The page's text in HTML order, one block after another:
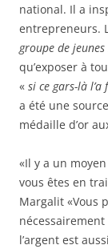
national. Il a
entrepreneurs.
groupe de
qu’exposer à
« si ce gars-là
a été une
médaille d’or
«Il y a un
vous êtes en
Margalit «Vous
l’argent est